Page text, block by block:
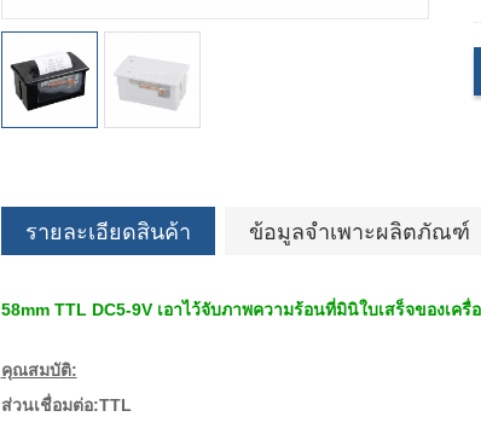
รายละเอียดสินค้า ข้อมูลจำเพาะผลิตภัณฑ์
58mm TTL DC5-9V เอาไว้จับภาพความร้อนที่มินิใบเสร็จของเครื่
คุณสมบัติ:
ส่วนเชื่อมต่อ:TTL